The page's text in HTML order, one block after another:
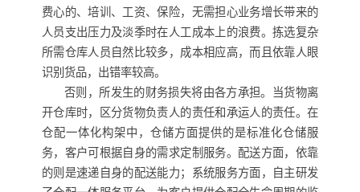
费心的、培训、工资、保险，无需担心业务增长带来的
人员支出压力及淡季时在人工成本上的浪费。拣选复杂
所需仓库人员自然比较多，成本相应高，而且依靠人眼
识别货品，出错率较高。
否则，所发生的财务损失将由各方承担。当货物离
开仓库时，区分货物负责人的责任和承运人的责任。在
仓配一体化构架中，仓储方面提供的是标准化仓储服
务，客户可根据自身的需求定制服务。配送方面，依靠
的则是速递自身的配送能力；系统服务方面，自主研发